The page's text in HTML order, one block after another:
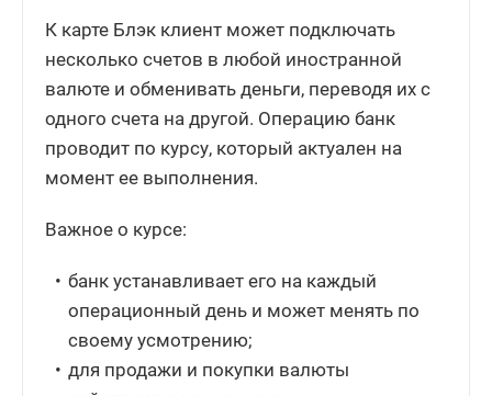
К карте Блэк клиент может подключать
несколько счетов в любой иностранной
валюте и обменивать деньги, переводя их с
одного счета на другой. Операцию банк
проводит по курсу, который актуален на
момент ее выполнения.
Важное о курсе:
банк устанавливает его на каждый
операционный день и может менять по
своему усмотрению;
для продажи и покупки валюты